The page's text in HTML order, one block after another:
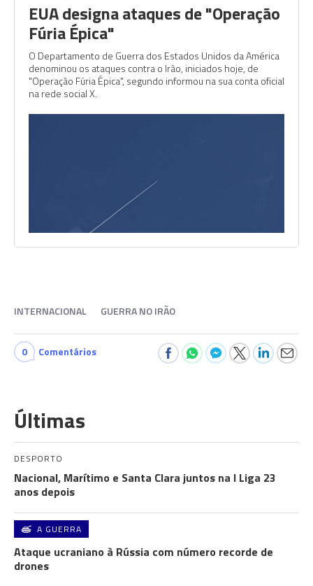
EUA designa ataques de "Operação
Fúria Épica"
O Departamento de Guerra dos Estados Unidos da América
denominou os ataques contra o Irão, iniciados hoje, de
"Operação Fúria Épica", segundo informou na sua conta oficial
na rede social X.
INTERNACIONAL GUERRA NO IRÃO
0 Comentários
Últimas
DESPORTO
Nacional, Marítimo e Santa Clara juntos na I Liga 23
anos depois
A GUERRA
Ataque ucraniano à Rússia com número recorde de
drones